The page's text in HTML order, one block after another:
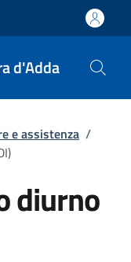
d'Adda
e assistenza /
diurno